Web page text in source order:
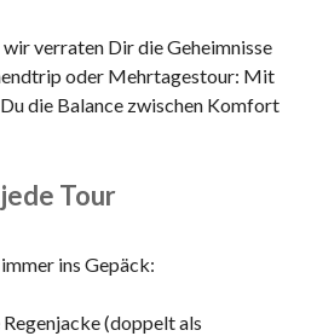
verraten Dir die Geheimnisse
oder Mehrtagestour: Mit
die Balance zwischen Komfort
Tour
ins Gepäck:
(doppelt als